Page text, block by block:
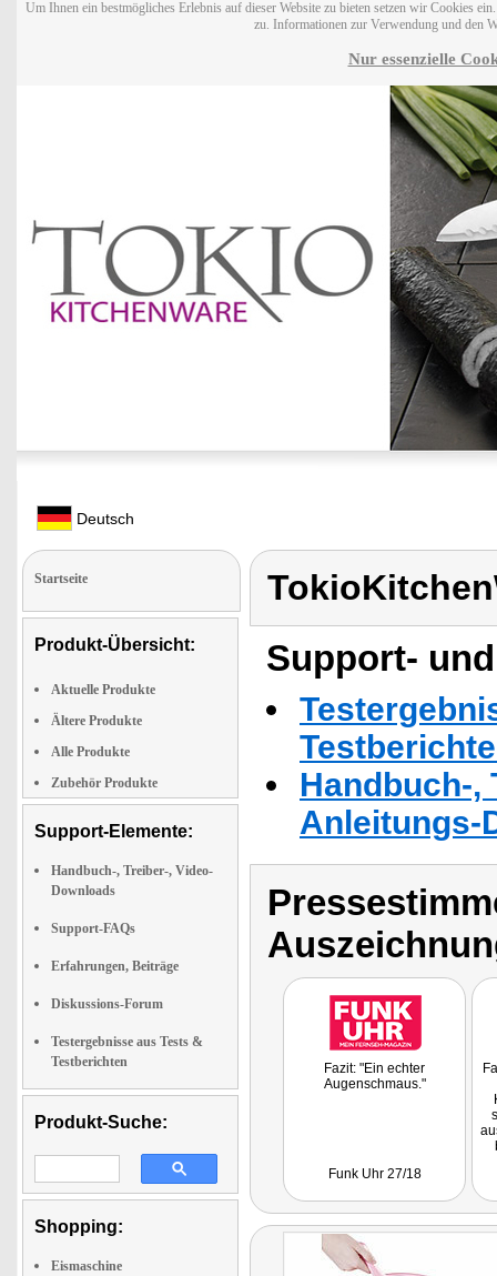
Um Ihnen ein bestmögliches Erlebnis auf dieser Website zu bieten setzen wir Cookies
zu. Informationen zur Verwendung und den
Nur essenzielle
Deutsch
Startseite
Produkt-Übersicht:
Aktuelle Produkte
Ältere Produkte
Alle Produkte
Zubehör Produkte
Support-Elemente:
Handbuch-, Treiber-, Video-
Downloads
Support-FAQs
Erfahrungen, Beiträge
Diskussions-Forum
Testergebnisse aus Tests &
Testberichten
Produkt-Suche:
Shopping:
Eismaschine
Support-
Handbuch-,
Anleitungs-
Fazit: "Ein echter
Augenschmaus."
Funk Uhr 27/18